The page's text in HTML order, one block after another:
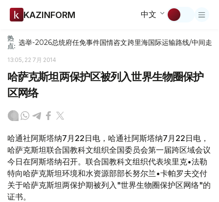
KAZINFORM 中文
热
点: 选举-2026总统府任免事件国情咨文跨里海国际运输路线/中间走廊
13:05, 22 7月 2014
哈萨克斯坦两保护区被列入世界生物圈保护
区网络
哈通社阿斯塔纳7月22日电，哈通社阿斯塔纳7月22日电，
哈萨克斯坦联合国教科文组织全国委员会第一届跨区域会议
今日在阿斯塔纳召开。联合国教科文组织代表埃里克•法勒
特向哈萨克斯坦环境和水资源部部长努尔兰•卡帕罗夫交付
关于哈萨克斯坦两保护期被列入"世界生物圈保护区网络"的
证书。